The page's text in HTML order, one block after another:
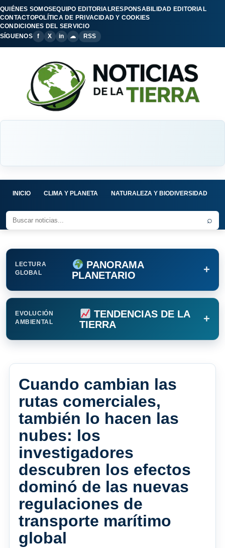
QUIÉNES SOMOSEQUIPO EDITORIALRESPONSABILIDAD EDITORIAL
CONTACTOPOLÍTICA DE PRIVACIDAD Y COOKIES
CONDICIONES DEL SERVICIO
SÍGUENOS
f X in ☁ RSS
INICIO CLIMA Y PLANETA NATURALEZA Y BIODIVERSIDAD
⌕
LECTURA
GLOBAL
PANORAMA
PLANETARIO
+
EVOLUCIÓN
AMBIENTAL
TENDENCIAS DE LA
TIERRA
+
Cuando cambian las
rutas comerciales,
también lo hacen las
nubes: los
investigadores
descubren los efectos
dominó de las nuevas
regulaciones de
transporte marítimo
global